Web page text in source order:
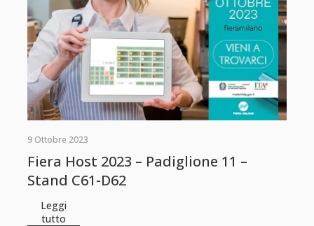
9 Ottobre 2023
Fiera Host 2023 – Padiglione 11 –
Stand C61-D62
Leggi
tutto